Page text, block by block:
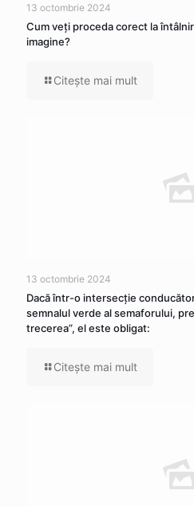
13 octombrie 2024
Cum veţi proceda corect la
imagine?
Citeşte mai mult
13 octombrie 2024
Dacă într-o intersecţie
semnalul verde al semaforului,
trecerea”, el este obligat:
Citeşte mai mult